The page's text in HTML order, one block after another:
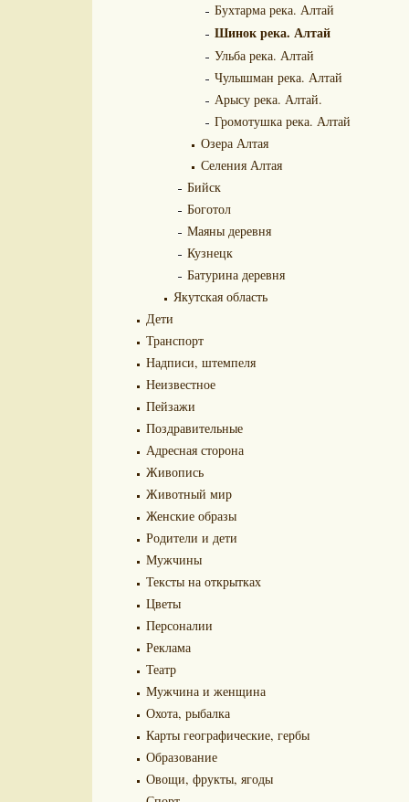
Бухтарма река. Алтай
Шинок река. Алтай
Ульба река. Алтай
Чулышман река. Алтай
Арысу река. Алтай.
Громотушка река. Алтай
Озера Алтая
Селения Алтая
Бийск
Боготол
Маяны деревня
Кузнецк
Батурина деревня
Якутская область
Дети
Транспорт
Надписи, штемпеля
Неизвестное
Пейзажи
Поздравительные
Адресная сторона
Живопись
Животный мир
Женские образы
Родители и дети
Мужчины
Тексты на открытках
Цветы
Персоналии
Реклама
Театр
Мужчина и женщина
Охота, рыбалка
Карты географические, гербы
Образование
Овощи, фрукты, ягоды